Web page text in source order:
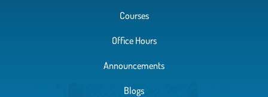
Courses
Office Hours
Announcements
Blogs